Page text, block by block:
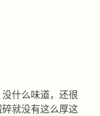
什么味道，还很
就没有这么厚这